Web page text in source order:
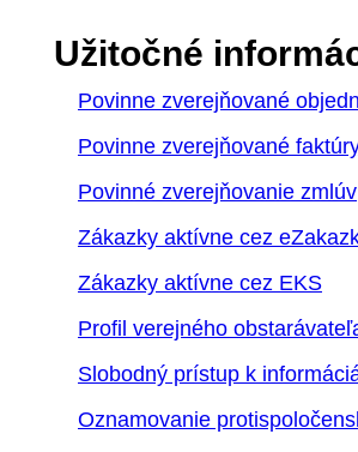
Užitočné
Povinne zverejňované
Povinne zverejňované
Povinné zverejňovanie zmlúv
Zákazky aktívne cez
Zákazky aktívne cez EKS
Profil verejného
Slobodný prístup k
Oznamovanie